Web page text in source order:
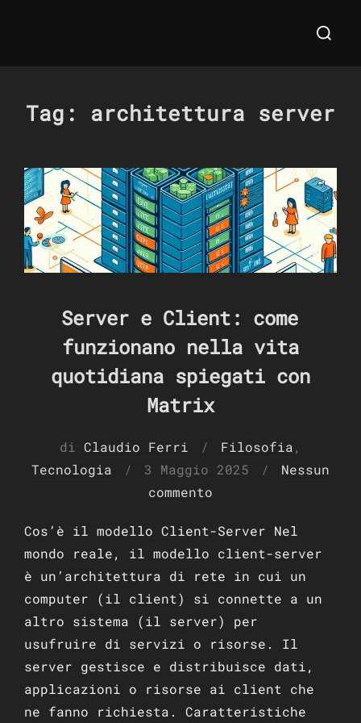
Cerca
Tag: architettura server
Server e Client: come
funzionano nella vita
quotidiana spiegati con
Matrix
di Claudio Ferri Filosofia,
Tecnologia
Pubblicato
il
3 Maggio 2025
Nessun
commento
Cos’è il modello Client-Server Nel
mondo reale, il modello client-server
è un’architettura di rete in cui un
computer (il client) si connette a un
altro sistema (il server) per
usufruire di servizi o risorse. Il
server gestisce e distribuisce dati,
applicazioni o risorse ai client che
ne fanno richiesta. Caratteristiche